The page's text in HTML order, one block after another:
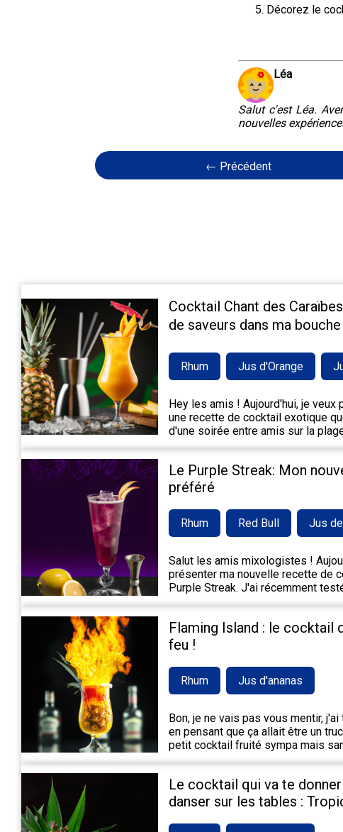
Décorez le
Léa
Salut c'est Léa.
nouvelles
← Précédent
Cocktail Chant des
de saveurs dans ma
Rhum Jus d'Orange
Hey les amis ! Aujourd'hui, je veux
une recette de cocktail exotique
d'une soirée entre amis sur la
Le Purple Streak: Mon
préféré
Rhum Red Bull Jus
Salut les amis mixologistes !
présenter ma nouvelle recette de
Purple Streak. J'ai récemment
Flaming Island : le cocktail
feu !
Rhum Jus d'ananas
Bon, je ne vais pas vous mentir,
en pensant que ça allait être un
petit cocktail fruité sympa mais
Le cocktail qui va te
danser sur les tables :